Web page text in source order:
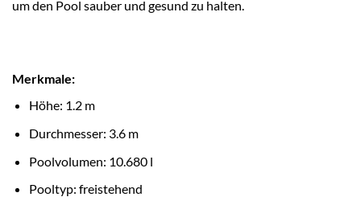
um den Pool sauber und gesund zu halten.
Merkmale:
Höhe: 1.2 m
Durchmesser: 3.6 m
Poolvolumen: 10.680 l
Pooltyp: freistehend